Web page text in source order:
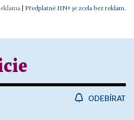
Předplatné HN+ je zcela bez reklam.
ODEBÍRAT